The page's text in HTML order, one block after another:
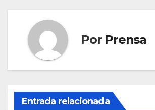
Por Prensa
Entrada relacionada